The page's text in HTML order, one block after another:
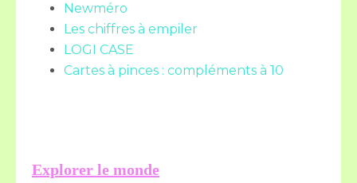
Newméro
Les chiffres à empiler
LOGI CASE
Cartes à pinces : compléments à 10
Explorer le monde